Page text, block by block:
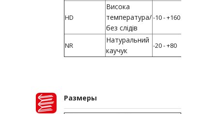
HD
Висока
температура/
без слідів
-10 - +160
NR
Натуральний
каучук
-20 - +80
Размеры